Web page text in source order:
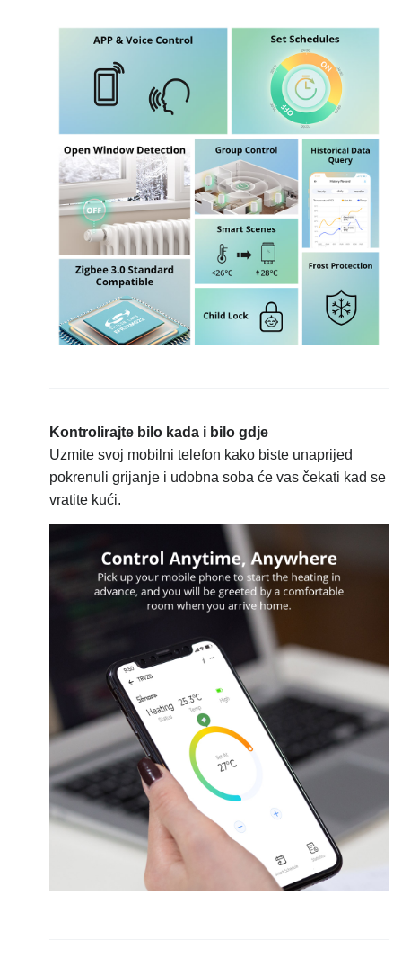
Kontrolirajte bilo kada i bilo gdje
Uzmite svoj mobilni telefon kako biste unaprijed
pokrenuli grijanje i udobna soba će vas čekati kad se
vratite kući.